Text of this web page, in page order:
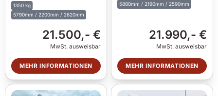
1350 kg
5790mm / 2200mm / 2620mm
21.500,- €
MwSt. ausweisbar
MEHR INFORMATIONEN
5880mm / 2190mm / 2590mm
21.990,- €
MwSt. ausweisbar
MEHR INFORMATIONEN